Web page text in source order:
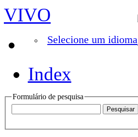
VIVO
Selecione um idioma
Index
Formulário de pesquisa